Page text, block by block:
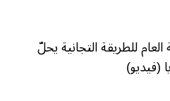
العام للطريقة التجانية يحلّ
(فيديو)